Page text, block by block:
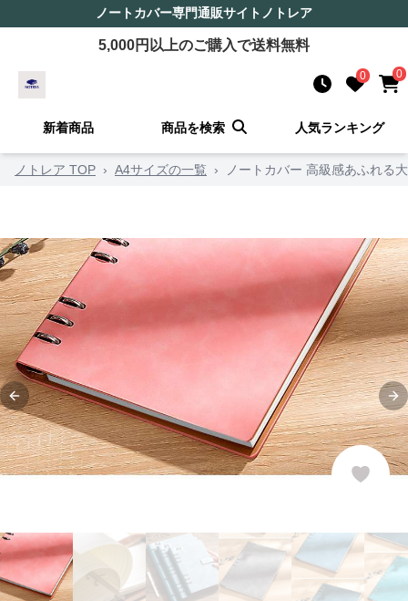
ノートカバー専門通販サイト ノトレア
5,000円以上のご購入で送料無料
0 0
新着商品 商品を検索 人気ランキング
ノトレア TOP › A4サイズの一覧 › ノートカバー 高級感あふれる
Previous slide